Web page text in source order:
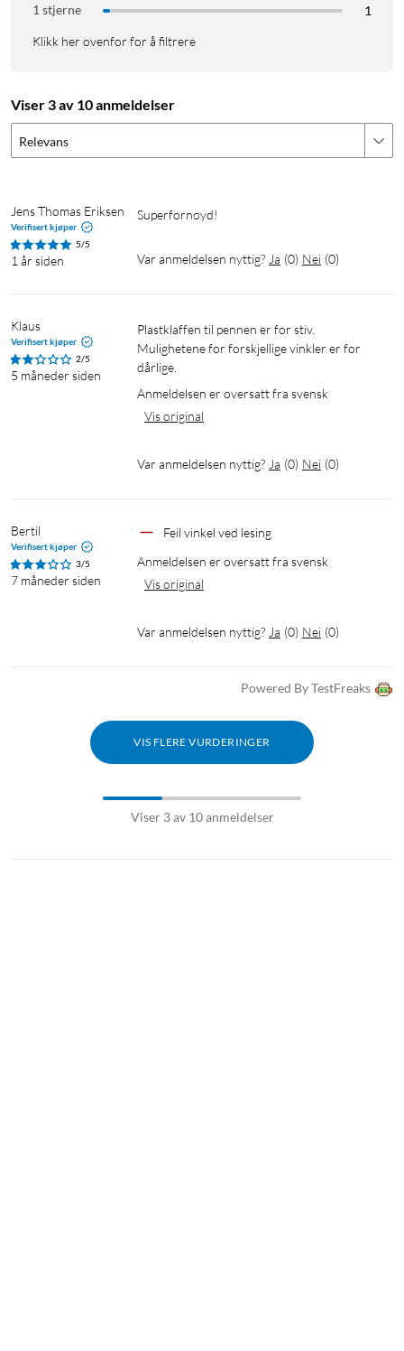
1 stjerne
1
Klikk her ovenfor for å filtrere
Viser 3 av 10 anmeldelser
Relevans
Jens Thomas Eriksen
Verifisert kjøper
5/5
1 år siden
Superfornøyd!
Var anmeldelsen nyttig? Ja (0) Nei (0)
Klaus
Verifisert kjøper
2/5
5 måneder siden
Plastklaffen til pennen er for stiv.
Mulighetene for forskjellige vinkler er for
dårlige.
Anmeldelsen er oversatt fra svensk
Vis original
Var anmeldelsen nyttig? Ja (0) Nei (0)
Bertil
Verifisert kjøper
3/5
7 måneder siden
Feil vinkel ved lesing
Anmeldelsen er oversatt fra svensk
Vis original
Var anmeldelsen nyttig? Ja (0) Nei (0)
Powered By TestFreaks
VIS FLERE VURDERINGER
Viser 3 av 10 anmeldelser